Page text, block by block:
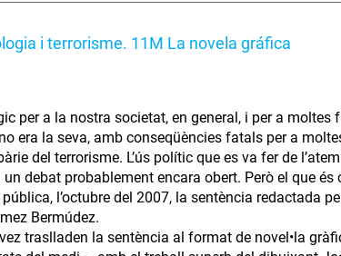
i terrorisme. 11M La novela gráfica
per a la nostra societat, en general, i per a moltes
era la seva, amb conseqüències fatals per a
del terrorisme. L’ús polític que es va fer de
debat probablement encara obert. Però el que
l’octubre del 2007, la sentència redactada
Bermúdez.
traslladen la sentència al format de novel•la